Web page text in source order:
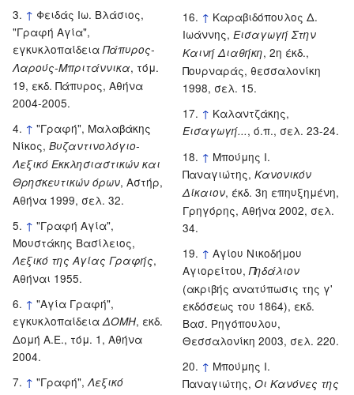
↑ Φειδάς Ιω. Βλάσιος,
"Γραφή Αγία",
εγκυκλοπαίδεια Πάπυρος-
Λαρούς-Μπριτάννικα, τόμ.
19, εκδ. Πάπυρος, Αθήνα
2004-2005.
↑ "Γραφή", Μαλαβάκης
Νίκος, Βυζαντινολόγιο-
Λεξικό Εκκλησιαστικών και
Θρησκευτικών όρων, Αστήρ,
Αθήνα 1999, σελ. 32.
↑ "Γραφή Αγία",
Μουστάκης Βασίλειος,
Λεξικό της Αγίας Γραφής,
Αθήναι 1955.
↑ "Αγία Γραφή",
εγκυκλοπαίδεια ΔΟΜΗ, εκδ.
Δομή Α.Ε., τόμ. 1, Αθήνα
2004.
↑ "Γραφή", Λεξικό
↑ Καραβιδόπουλος Δ.
Ιωάννης,Εισαγωγή Στην
Καινή Διαθήκη, 2η έκδ.,
Πουρναράς, θεσσαλονίκη
1998, σελ. 15.
↑ Καλαντζάκης,
Εισαγωγή..., ό.π., σελ. 23-24.
↑ Μπούμης Ι.
Παναγιώτης,Κανονικόν
Δίκαιον, έκδ. 3η επηυξημένη,
Γρηγόρης, Αθήνα 2002, σελ.
34.
↑ Αγίου Νικοδήμου
Αγιορείτου,Πηδάλιον
(ακριβής ανατύπωσις της γ'
εκδόσεως του 1864), εκδ.
Βασ. Ρηγόπουλου,
Θεσσαλονίκη 2003, σελ. 220.
↑ Μπούμης Ι.
Παναγιώτης,Οι Kανόνες της